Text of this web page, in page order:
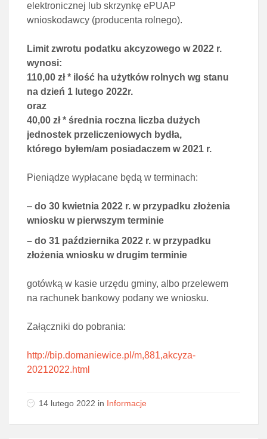
elektronicznej lub skrzynkę ePUAP
wnioskodawcy (producenta rolnego).
Limit zwrotu podatku akcyzowego w 2022 r.
wynosi:
110,00 zł * ilość ha użytków rolnych wg stanu
na dzień 1 lutego 2022r.
oraz
40,00 zł * średnia roczna liczba dużych
jednostek przeliczeniowych bydła,
którego byłem/am posiadaczem w 2021 r.
Pieniądze wypłacane będą w terminach:
– do 30 kwietnia 2022 r. w przypadku złożenia
wniosku w pierwszym terminie
– do 31 października 2022 r. w przypadku
złożenia wniosku w drugim terminie
gotówką w kasie urzędu gminy, albo przelewem
na rachunek bankowy podany we wniosku.
Załączniki do pobrania:
http://bip.domaniewice.pl/m,881,akcyza-
20212022.html
14 lutego 2022 in Informacje